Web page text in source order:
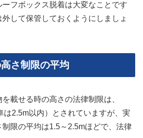
フボックス脱着は大変なことです
して保管しておくようにしましょ
さ制限の平均
載せる時の高さの法律制限は、
は2.5m以内）とされていますが、実
限の平均は1.5～2.5mほどで、法律